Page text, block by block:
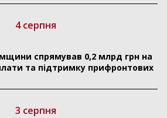
4 серпня
спрямував 0,2 млрд грн на
та підтримку прифронтових
3 серпня